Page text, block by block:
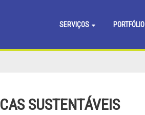
SERVIÇOS PORTFÓLIO
SUSTENTÁVEIS